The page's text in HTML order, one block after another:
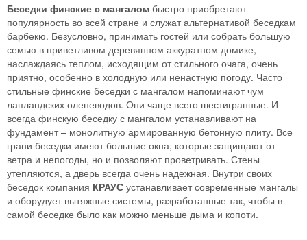
Беседки финские с мангалом быстро приобретают
популярность во всей стране и служат альтернативой беседкам
барбекю. Безусловно, принимать гостей или собрать большую
семью в приветливом деревянном аккуратном домике,
наслаждаясь теплом, исходящим от стильного очага, очень
приятно, особенно в холодную или ненастную погоду. Часто
стильные финские беседки с мангалом напоминают чум
лапландских оленеводов. Они чаще всего шестигранные. И
всегда финскую беседку с мангалом устанавливают на
фундамент – монолитную армированную бетонную плиту. Все
грани беседки имеют большие окна, которые защищают от
ветра и непогоды, но и позволяют проветривать. Стены
утепляются, а дверь всегда очень надежная. Внутри своих
беседок компания КРАУС устанавливает современные мангалы
и оборудует вытяжные системы, разработанные так, чтобы в
самой беседке было как можно меньше дыма и копоти.